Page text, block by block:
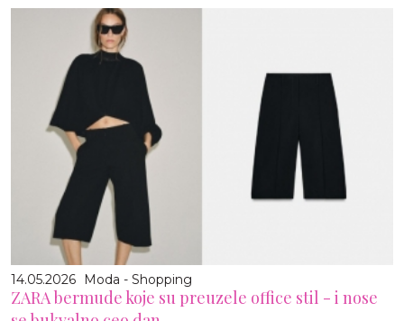
14.05.2026 Moda - Shopping
ZARA bermude koje su preuzele office stil - i nose